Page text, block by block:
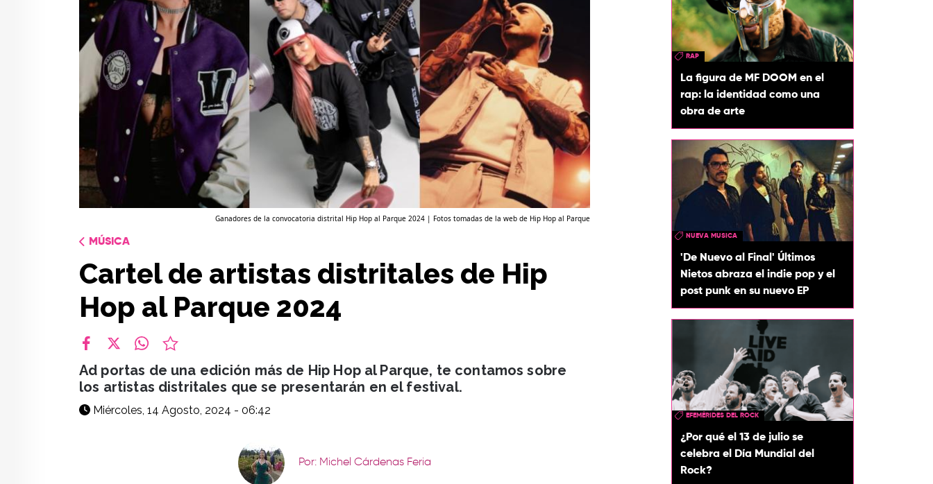
Ganadores de la convocatoria distrital Hip Hop al Parque 2024 | Fotos tomadas de la web de Hip Hop al Parque
MÚSICA
Cartel de artistas distritales de Hip
Hop al Parque 2024
Ad portas de una edición más de Hip Hop al Parque, te contamos sobre
los artistas distritales que se presentarán en el festival.
Miércoles, 14 Agosto, 2024 - 06:42
Por: Michel Cárdenas Feria
RAP
La figura de MF DOOM en el
rap: la identidad como una
obra de arte
NUEVA MUSICA
'De Nuevo al Final' Últimos
Nietos abraza el indie pop y el
post punk en su nuevo EP
EFEMÉRIDES DEL ROCK
¿Por qué el 13 de julio se
celebra el Día Mundial del
Rock?